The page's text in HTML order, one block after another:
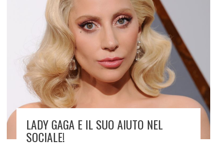
LADY GAGA E IL SUO AIUTO NEL
SOCIALE!